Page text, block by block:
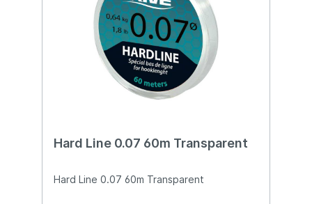
zowel recreatieve als professionele
vissers. Of je nu vist in helder water,
obstakelrijke gebieden of op schuwe
vissoorten, deze lijn biedt de
betrouwbaarheid en prestaties die je nodig
DLT Royal Pink Fluorcarbon en til je
viservaring naar een hoger niveau!
Hard Line 0.07 60m Transparent
Hard Line 0.07 60m Transparent